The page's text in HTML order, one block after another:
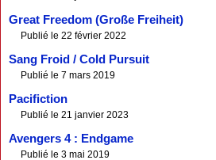
Great Freedom (Große Freiheit)
Publié le 22 février 2022
Sang Froid / Cold Pursuit
Publié le 7 mars 2019
Pacifiction
Publié le 21 janvier 2023
Avengers 4 : Endgame
Publié le 3 mai 2019